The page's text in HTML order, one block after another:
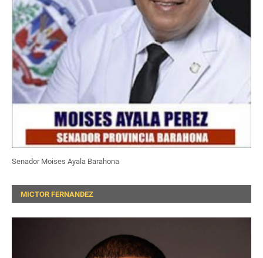
Senador Moises Ayala Barahona
MICTOR FERNANDEZ